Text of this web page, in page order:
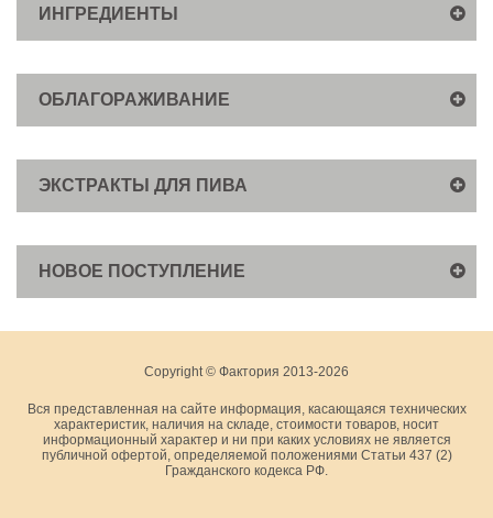
ИНГРЕДИЕНТЫ
ОБЛАГОРАЖИВАНИЕ
ЭКСТРАКТЫ ДЛЯ ПИВА
НОВОЕ ПОСТУПЛЕНИЕ
Copyright © Фактория 2013-2026
Вся представленная на сайте информация, касающаяся технических
характеристик, наличия на складе, стоимости товаров, носит
информационный характер и ни при каких условиях не является
публичной офертой, определяемой положениями Статьи 437 (2)
Гражданского кодекса РФ.